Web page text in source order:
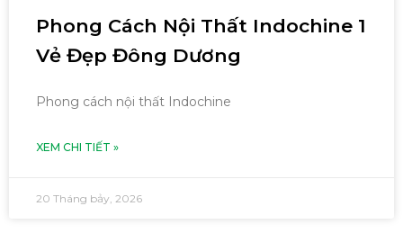
Phong Cách Nội Thất Indochine 1
Vẻ Đẹp Đông Dương
Phong cách nội thất Indochine
XEM CHI TIẾT »
20 Tháng bảy, 2026